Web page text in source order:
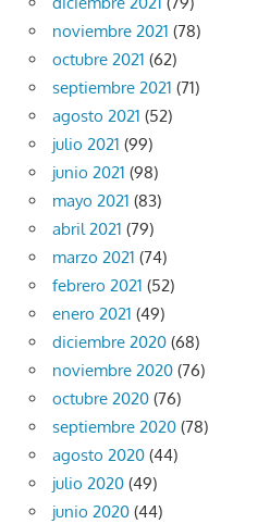
noviembre 2021 (78)
octubre 2021 (62)
septiembre 2021 (71)
agosto 2021 (52)
julio 2021 (99)
junio 2021 (98)
mayo 2021 (83)
abril 2021 (79)
marzo 2021 (74)
febrero 2021 (52)
enero 2021 (49)
diciembre 2020 (68)
noviembre 2020 (76)
octubre 2020 (76)
septiembre 2020 (78)
agosto 2020 (44)
julio 2020 (49)
junio 2020 (44)